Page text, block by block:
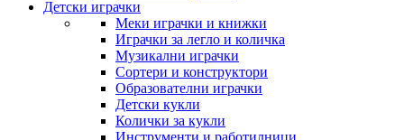
Детски играчки
Меки играчки и книжки
Играчки за легло и количка
Музикални играчки
Сортери и конструктори
Образователни играчки
Детски кукли
Колички за кукли
Инструменти и работилници